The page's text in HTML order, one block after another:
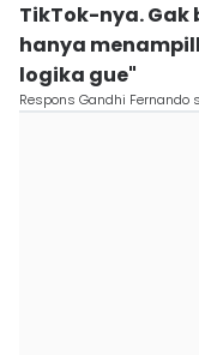
TikTok-nya.
hanya
logika gue"
Respons Gandhi